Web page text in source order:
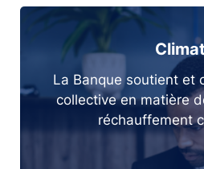
La Banque soutient et
collective en matière
réchauffement